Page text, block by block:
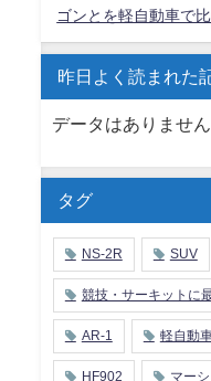
ゴンとを軽自動車で
昨日よく読まれた
データはありません
タグ
NS-2R SUV
競技・サーキットに
AR-1 軽自動
HF902 マー